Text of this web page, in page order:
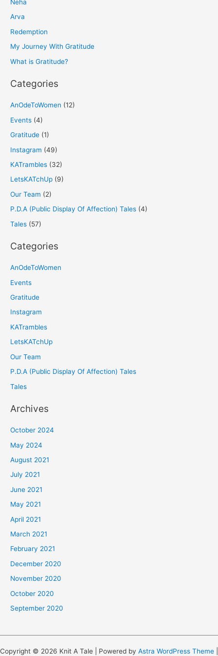
c
h
f
o
Neha
Arva
Redemption
My Journey With Gratitude
What is Gratitude?
Categories
AnOdeToWomen (12)
Events (4)
Gratitude (1)
Instagram (49)
KATrambles (32)
LetsKATchUp (9)
Our Team (2)
P.D.A (Public Display Of Affection) Tales (4)
Tales (57)
Categories
AnOdeToWomen
Events
Gratitude
Instagram
KATrambles
LetsKATchUp
Our Team
P.D.A (Public Display Of Affection) Tales
Tales
Archives
October 2024
May 2024
August 2021
July 2021
June 2021
May 2021
April 2021
March 2021
February 2021
December 2020
November 2020
October 2020
September 2020
Copyright © 2026 Knit A Tale | Powered by Astra WordPress Theme